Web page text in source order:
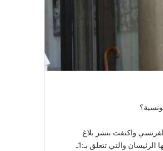
واكتفت بنشر بلاغ
مقتضب، في حين أن بلاغ الرئاسة الفرنسية تعرّض الى جملة المواضيع التي تعرّض اليها الرئيسان والتي تتعلق بـ:1ـ